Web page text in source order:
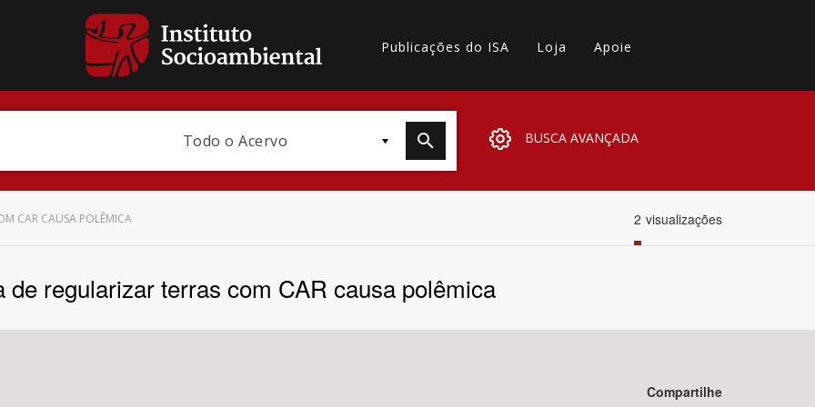
Publicações do ISA Loja Apoie
Todo o Acervo BUSCA AVANÇADA
CAR CAUSA POLÊMICA 2 visualizações
de regularizar terras com CAR causa polêmica
Compartilhe